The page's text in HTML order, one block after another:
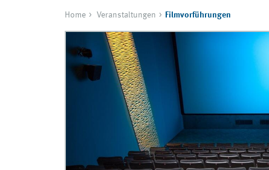
Home Veranstaltungen Filmvorführungen